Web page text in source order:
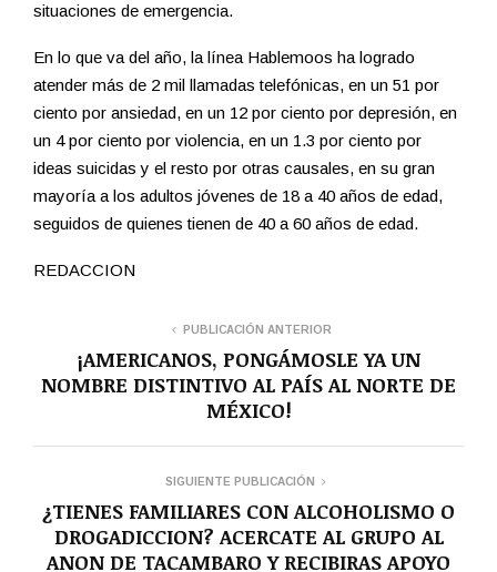
situaciones de emergencia.
En lo que va del año, la línea Hablemoos ha logrado
atender más de 2 mil llamadas telefónicas, en un 51 por
ciento por ansiedad, en un 12 por ciento por depresión, en
un 4 por ciento por violencia, en un 1.3 por ciento por
ideas suicidas y el resto por otras causales, en su gran
mayoría a los adultos jóvenes de 18 a 40 años de edad,
seguidos de quienes tienen de 40 a 60 años de edad.
REDACCION
PUBLICACIÓN ANTERIOR
¡AMERICANOS, PONGÁMOSLE YA UN
NOMBRE DISTINTIVO AL PAÍS AL NORTE DE
MÉXICO!
SIGUIENTE PUBLICACIÓN
¿TIENES FAMILIARES CON ALCOHOLISMO O
DROGADICCION? ACERCATE AL GRUPO AL
ANON DE TACAMBARO Y RECIBIRAS APOYO